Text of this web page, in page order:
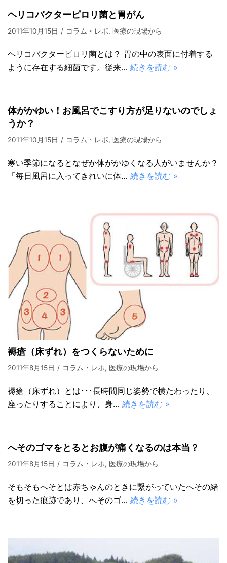
ヘリコバクターピロリ菌と胃がん
2011年10月15日 コラム・レポ, 医療の現場から
ヘリコバクターピロリ菌とは？ 胃の中の表面に付着する
ように存在する細菌です。従来… 続きを読む »
体がかゆい！お風呂でこすり方が足りないのでしょ
うか？
2011年10月15日 コラム・レポ, 医療の現場から
寒い季節になるとなぜか体がかゆくなる人がいませんか？
「毎日風呂に入ってきれいに体… 続きを読む »
褥瘡（床ずれ）をつくらないために
2011年8月15日 コラム・レポ, 医療の現場から
褥瘡（床ずれ）とは･･･長時間同じ姿勢で横たわったり、
座ったりすることにより、身… 続きを読む »
へそのゴマをとるとお腹が痛くなるのは本当？
2011年8月15日 コラム・レポ, 医療の現場から
そもそもへそとは赤ちゃんのときに繋がっていたへその緒
を切った痕跡であり、へそのゴ… 続きを読む »